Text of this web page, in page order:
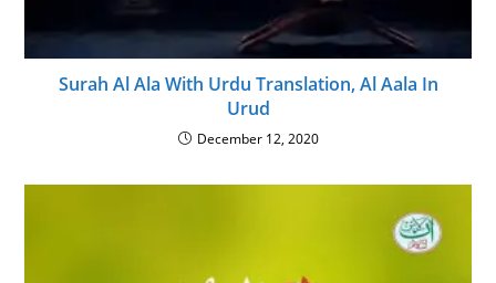
Surah Al Ala With Urdu Translation, Al Aala In
Urud
December 12, 2020